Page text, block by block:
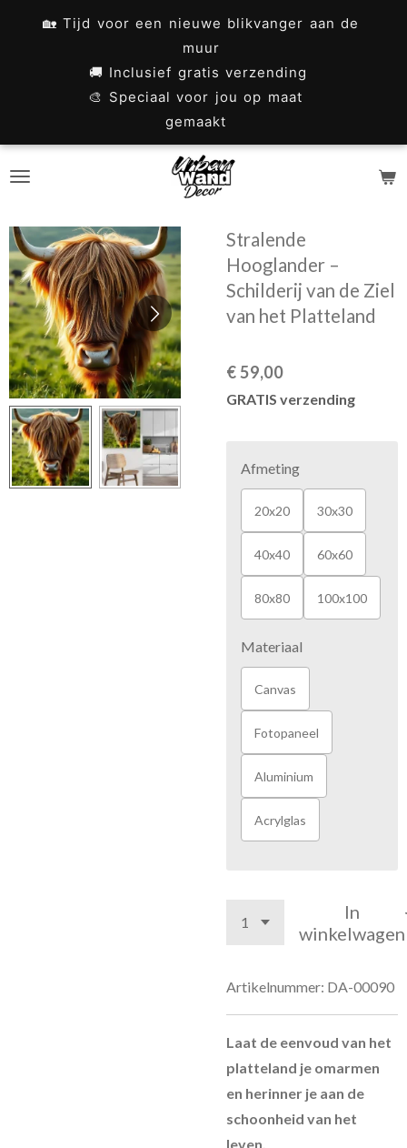
🏡 Tijd voor een nieuwe blikvanger aan de
muur
🚚 Inclusief gratis verzending
🎨 Speciaal voor jou op maat
gemaakt
Stralende
Hooglander –
Schilderij van de Ziel
van het Platteland
€ 59,00
GRATIS verzending
Afmeting
20x20 30x30
40x40 60x60
80x80 100x100
Materiaal
Canvas
Fotopaneel
Aluminium
Acrylglas
In
winkelwagen
Artikelnummer: DA-00090
Laat de eenvoud van het
platteland je omarmen
en herinner je aan de
schoonheid van het
leven.